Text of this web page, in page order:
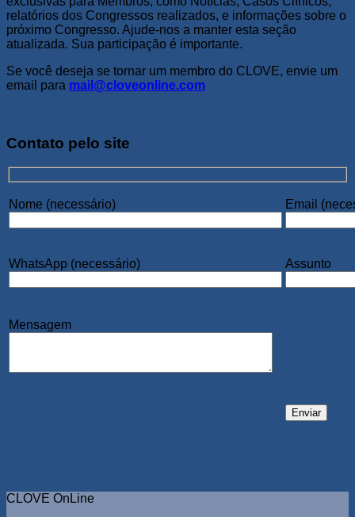
relatórios dos Congressos realizados, e informações sobre o
próximo Congresso. Ajude-nos a manter esta seção
atualizada. Sua participação é importante.
Se você deseja se tornar um membro do CLOVE, envie um
email para mail@cloveonline.com
Contato pelo site
Nome (necessário) Email
WhatsApp (necessário) Assunto
Mensagem
CLOVE OnLine